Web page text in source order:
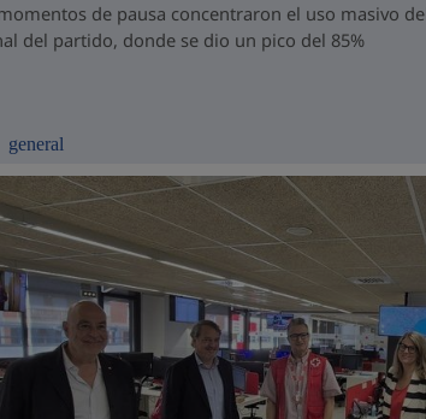
de pausa concentraron el uso masivo
del partido, donde se dio un pico del 85%
general